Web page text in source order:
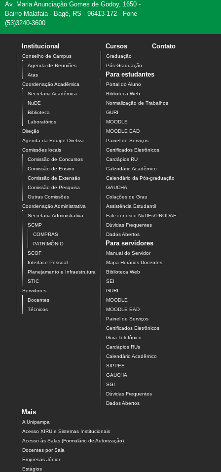
Av. Maria Anunciação Gomes de Godoy, 1650 -
Bairro Malafaia - Bagé, RS - 96413-172 - Fone
(53)3240-3600
Institucional
Conselho de Campus
Agenda de Reuniões
Atas
Coordenação Acadêmica
Secretaria Acadêmica
NuDE
Biblioteca
Laboratórios
Direção
Agenda da Equipe Diretiva
Comissões locais
Comissão de Concursos
Comissão de Ensino
Comissão de Extensão
Comissão de Pesquisa
Outras Comissões
Coordenação Administrativa
Secretaria Administrativa
SCMP
COMPRAS
PATRIMÔNIO
SCOF
Interface Pessoal
Planejamento e Infraestrutura
STIC
Servidores
Docentes
Técnicos
Cursos
Graduação
Pós-Graduação
Contato
Para estudantes
Portal do Aluno
Biblioteca Web
Normalização de Trabalhos
GURI
MOODLE
MOODLE EAD
Painel de Serviços
Certificados Eletrônicos
Cardápios RU
Calendário Acadêmico
Calendário da Pós-graduação
GAUCHA
Colações de Grau
Assistência Estudantil
Fale conosco NuDEs/PRODAE
Dúvidas Frequentes
Dados Abertos
Para servidores
Manual do Servidor
Mapa Horários Docentes
Biblioteca Web
SEI
GURI
MOODLE
MOODLE EAD
Painel de Serviços
Certificados Eletrônicos
Guia Telefônico
Cardápios RUs
Calendário Acadêmico
SIPPEE
GAUCHA
SGI
Dúvidas Frequentes
Dados Abertos
Mais
A Unipampa
Acesso XIRU e Sistemas Institucionais
Acesso às Salas (Formulário de Autorização)
Docentes por Sala
Empresas Júnior
Estágios